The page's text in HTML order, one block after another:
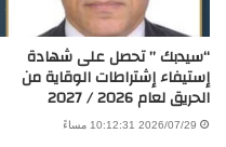
“سيدبك ” تحصل على شهادة
إستيفاء إشتراطات الوقاية من
الحريق لعام 2026 / 2027
2026/07/29 10:12:31 مساءً